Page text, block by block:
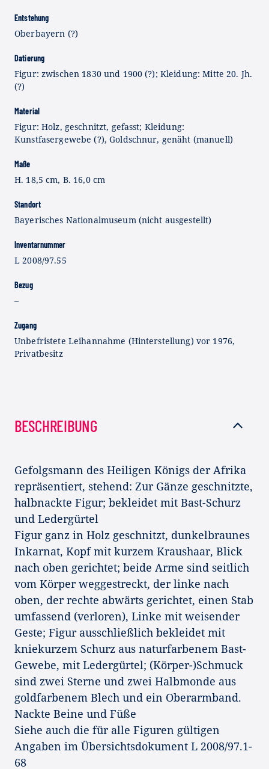
Entstehung
Oberbayern (?)
Datierung
Figur: zwischen 1830 und 1900 (?); Kleidung: Mitte 20. Jh.
(?)
Material
Figur: Holz, geschnitzt, gefasst; Kleidung:
Kunstfasergewebe (?), Goldschnur, genäht (manuell)
Maße
H. 18,5 cm, B. 16,0 cm
Standort
Bayerisches Nationalmuseum (nicht ausgestellt)
Inventarnummer
L 2008/97.55
Bezug
–
Zugang
Unbefristete Leihannahme (Hinterstellung) vor 1976,
Privatbesitz
BESCHREIBUNG
Gefolgsmann des Heiligen Königs der Afrika
repräsentiert, stehend: Zur Gänze geschnitzte,
halbnackte Figur; bekleidet mit Bast-Schurz
und Ledergürtel
Figur ganz in Holz geschnitzt, dunkelbraunes
Inkarnat, Kopf mit kurzem Kraushaar, Blick
nach oben gerichtet; beide Arme sind seitlich
vom Körper weggestreckt, der linke nach
oben, der rechte abwärts gerichtet, einen Stab
umfassend (verloren), Linke mit weisender
Geste; Figur ausschließlich bekleidet mit
kniekurzem Schurz aus naturfarbenem Bast-
Gewebe, mit Ledergürtel; (Körper-)Schmuck
sind zwei Sterne und zwei Halbmonde aus
goldfarbenem Blech und ein Oberarmband.
Nackte Beine und Füße
Siehe auch die für alle Figuren gültigen
Angaben im Übersichtsdokument L 2008/97.1-
68